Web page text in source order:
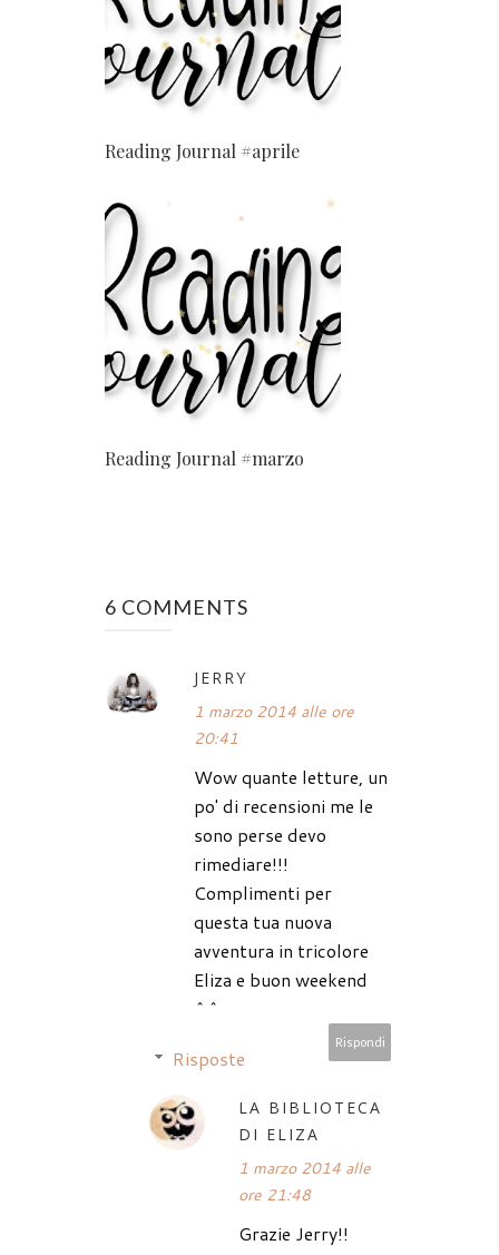
Reading Journal #aprile
Reading Journal #marzo
6 COMMENTS
JERRY
1 marzo 2014 alle ore
20:41
Wow quante letture, un
po' di recensioni me le
sono perse devo
rimediare!!!
Complimenti per
questa tua nuova
avventura in tricolore
Eliza e buon weekend
^^
Rispondi
Risposte
LA BIBLIOTECA
DI ELIZA
1 marzo 2014 alle
ore 21:48
Grazie Jerry!!